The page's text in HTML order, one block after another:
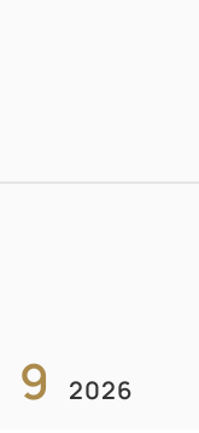
9 2026